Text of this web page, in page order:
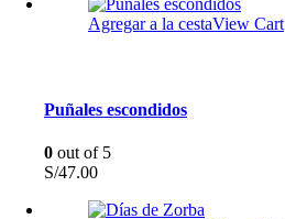
Agregar a la cestaView Cart
Puñales escondidos
0 out of 5
S/47.00